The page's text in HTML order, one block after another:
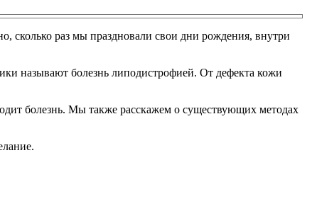
сколько раз мы праздновали свои дни рождения, внутри
называют болезнь липодистрофией. От дефекта кожи
болезнь. Мы также расскажем о существующих методах